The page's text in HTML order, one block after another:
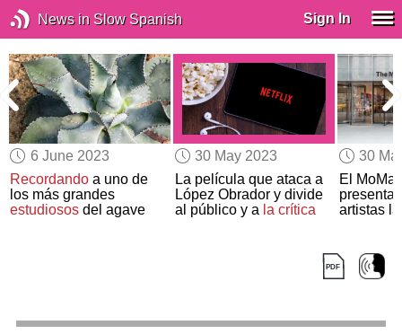
News in Slow Spanish Sign In
6 June 2023
Recordando a uno de
los más grandes
estudiosos del agave
30 May 2023
La película que ataca a
López Obrador y divide
al público y a la crítica
30
El MoMa
presenta
artistas